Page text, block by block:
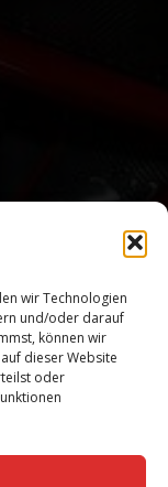
wir Technologien
und/oder darauf
können wir
dieser Website
oder
sich ständig
Technologien.
Sie unseren